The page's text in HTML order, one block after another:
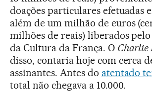
doações particulares efetuadas
além de um milhão de euros
milhões de reais) liberados
da Cultura da França. O Charlie
disso, contaria hoje com cerca
assinantes. Antes do atentado
total não chegava a 10.000.